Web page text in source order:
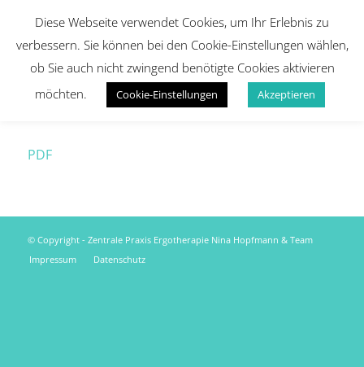
PDF
© Copyright - Zentrale Praxis Ergotherapie Nina Hopfmann & Team
Impressum
Datenschutz
Diese Webseite verwendet Cookies, um Ihr Erlebnis zu
verbessern. Sie können bei den Cookie-Einstellungen wählen,
ob Sie auch nicht zwingend benötigte Cookies aktivieren
möchten.
Cookie-Einstellungen Akzeptieren